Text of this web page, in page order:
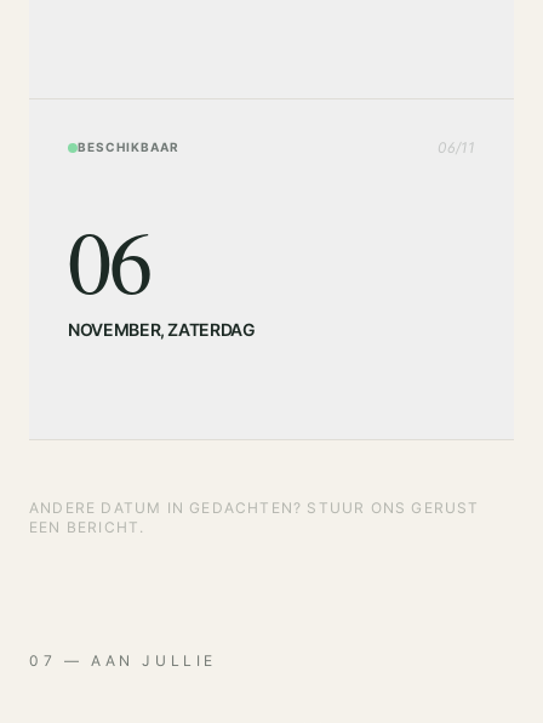
BESCHIKBAAR 06/11
06
NOVEMBER,ZATERDAG
ANDERE DATUM IN GEDACHTEN? STUUR ONS GERUST
EEN BERICHT.
07 — AAN JULLIE